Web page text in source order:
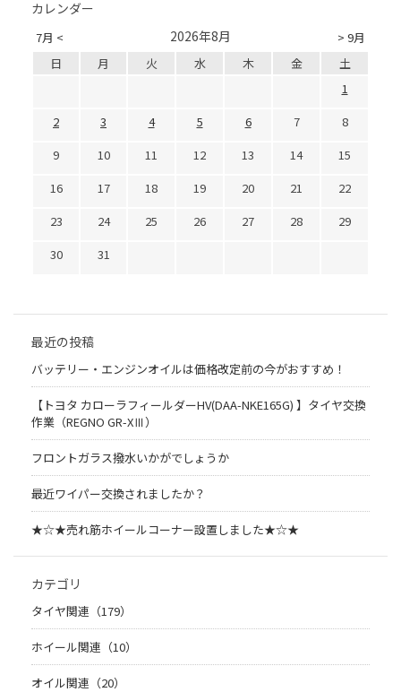
カレンダー
7月 < > 9月
2026年8月
日 月 火 水 木 金
土
1
2
3 4 5 6 7
8
9
10 11 12 13 14
15
16
17 18 19 20 21
22
23
24 25 26 27 28
29
30
31
最近の投稿
バッテリー・エンジンオイルは価格改定前の今がおすすめ！
【トヨタ カローラフィールダーHV(DAA-NKE165G) 】タイヤ交換
作業（REGNO GR-XⅢ）
フロントガラス撥水いかがでしょうか
最近ワイパー交換されましたか？
★☆★売れ筋ホイールコーナー設置しました★☆★
カテゴリ
タイヤ関連（179）
ホイール関連（10）
オイル関連（20）